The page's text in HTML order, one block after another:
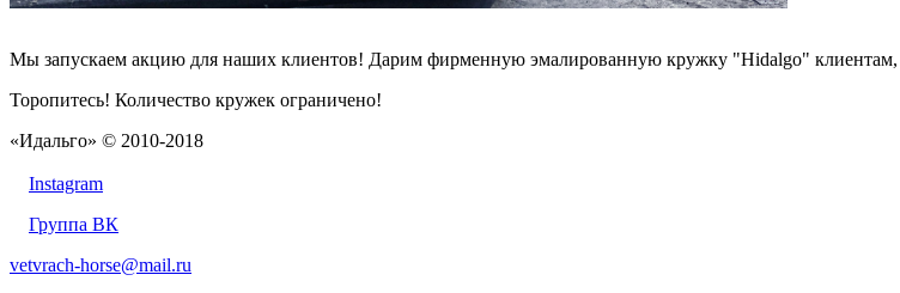
Мы запускаем акцию для наших клиентов! Дарим фирменную эмалированную кружку "Hidalgo" клиентам,
Торопитесь! Количество кружек ограничено!
«Идальго» © 2010-2018
Instagram
Группа ВК
vetvrach-horse@mail.ru